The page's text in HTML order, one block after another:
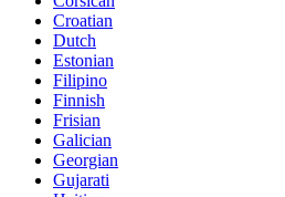
Croatian
Dutch
Estonian
Filipino
Finnish
Frisian
Galician
Georgian
Gujarati